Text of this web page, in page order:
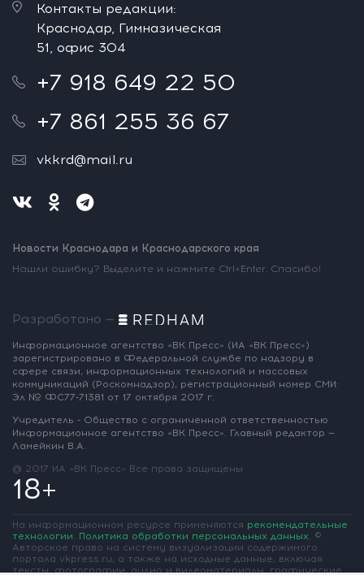
Контакты редакции:
Краснодар, Гимназическая
51, офис 304
+7 918 649 22 50
+7 861 255 36 67
vkkrd@mail.ru
Новости Краснодара и Краснодарского края
Нашли ошибку? Выделите и нажмите Ctrl+Enter. Спасибо!
Разработано —
Информационное агентство «ВК Пресс» (ИА «ВК Пресс»)
зарегистрировано в Федеральной службе по надзору в
сфере связи, информационных технологий и массовых
коммуникаций (Роскомнадзор), регистрационный номер СМИ:
Эл № ФС77-71381 от 17 октября 2017 г.
Учредитель - Общество с ограниченной ответственностью
Информационное агентство «ВК Пресс». Главный редактор —
Ламейкин В.А.
@ 2017 ИА «ВК Пресс» Все права защищены
18+
На информационном ресурсе применяются рекомендательные
технологии. Политика обработки персональных данных. ©
Авторское право на систему визуализации содержимого
портала vkpress.ru, а также на исходные данные, включая
тексты, фотографии, аудио и видеоматериалы, графические